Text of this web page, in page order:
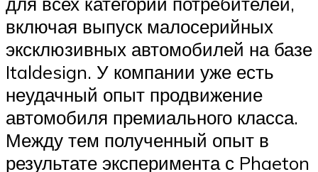
включая выпуск малосерийных
эксклюзивных автомобилей на базе
Italdesign. У компании уже есть
неудачный опыт продвижение
автомобиля премиального класса.
Между тем полученный опыт в
результате эксперимента с Phaeton